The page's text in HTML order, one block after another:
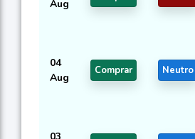
Aug
04
Aug
Comprar Neutro